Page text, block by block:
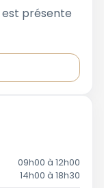
est présente
09h00 à 12h00
14h00 à 18h30